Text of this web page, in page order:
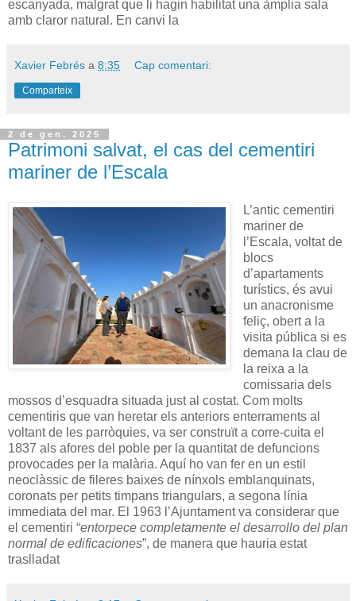
escanyada, malgrat que li hagin habilitat una àmplia sala
amb claror natural. En canvi la
Xavier Febrés a 8:35 Cap comentari:
Comparteix
2 de gen. 2025
Patrimoni salvat, el cas del cementiri
mariner de l’Escala
L’antic cementiri
mariner de
l’Escala, voltat de
blocs
d’apartaments
turístics, és avui
un anacronisme
feliç, obert a la
visita pública si es
demana la clau de
la reixa a la
comissaria dels
mossos d’esquadra situada just al costat. Com molts
cementiris que van heretar els anteriors enterraments al
voltant de les parròquies, va ser construït a corre-cuita el
1837 als afores del poble per la quantitat de defuncions
provocades per la malària. Aquí ho van fer en un estil
neoclàssic de fileres baixes de nínxols emblanquinats,
coronats per petits timpans triangulars, a segona línia
immediata del mar. El 1963 l’Ajuntament va considerar que
el cementiri “entorpece completamente el desarrollo del plan
normal de edificaciones”, de manera que hauria estat
traslladat